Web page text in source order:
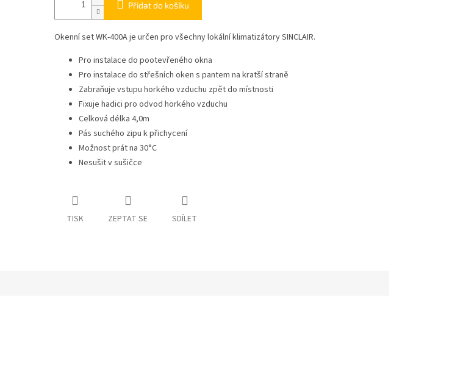
Přidat do košíku
Okenní set WK-400A je určen pro všechny lokální klimatizátory SINCLAIR.
Pro instalace do pootevřeného okna
Pro instalace do střešních oken s pantem na kratší straně
Zabraňuje vstupu horkého vzduchu zpět do místnosti
Fixuje hadici pro odvod horkého vzduchu
Celková délka 4,0m
Pás suchého zipu k přichycení
Možnost prát na 30°C
Nesušit v sušičce
TISK ZEPTAT SE SDÍLET